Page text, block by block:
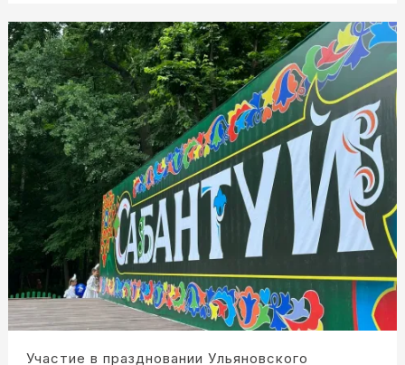
Участие в праздновании Ульяновского